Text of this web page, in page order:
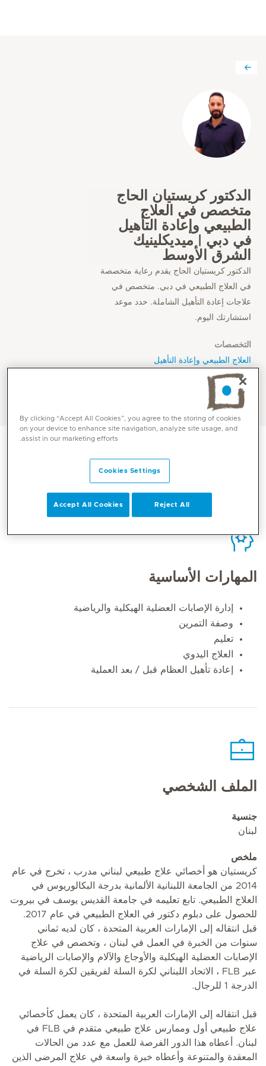
الدكتور كريستيان الحاج
متخصص في العلاج
الطبيعي وإعادة التأهيل
في دبي | ميديكلينيك
الشرق الأوسط
الدكتور كريستيان الحاج يقدم رعاية متخصصة
في العلاج الطبيعي في دبي. متخصص في
علاجات إعادة التأهيل الشاملة. حدد موعد
استشارتك اليوم.
التخصصات
العلاج الطبيعي وإعادة التأهيل
اللغات
العربية, الفرنسية, الإنجليزية
المهارات الأساسية
إدارة الإصابات العضلية الهيكلية والرياضية
وصفة التمرين
تعليم
العلاج اليدوي
إعادة تأهيل العظام قبل / بعد العملية
الملف الشخصي
جنسية
لبنان
ملخص
كريستيان هو أخصائي علاج طبيعي لبناني مدرب ، تخرج في عام
2014 من الجامعة اللبنانية الألمانية بدرجة البكالوريوس في
العلاج الطبيعي. تابع تعليمه في جامعة القديس يوسف في بيروت
للحصول على دبلوم دكتور في العلاج الطبيعي في عام 2017.
قبل انتقاله إلى الإمارات العربية المتحدة ، كان لديه ثماني
سنوات من الخبرة في العمل في لبنان ، وتخصص في علاج
الإصابات العضلية الهيكلية والأوجاع والآلام والإصابات الرياضية
عبر FLB ، الاتحاد اللبناني لكرة السلة لفريقين لكرة السلة في
الدرجة 1 للرجال.
قبل انتقاله إلى الإمارات العربية المتحدة ، كان يعمل كأخصائي
علاج طبيعي أول وممارس علاج طبيعي متقدم في FLB في
لبنان. أعطاه هذا الدور الفرصة للعمل مع عدد من الحالات
المعقدة والمتنوعة وأعطاه خبرة واسعة في علاج المرضى الذين
By clicking “Accept All Cookies”, you agree to the storing of cookies
on your device to enhance site navigation, analyze site usage, and
assist in our marketing efforts.
Cookies Settings
Reject All
Accept All Cookies